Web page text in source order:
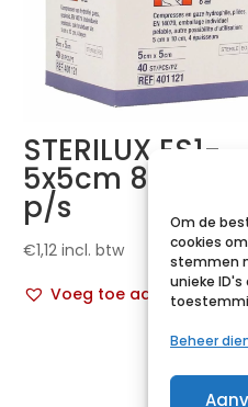
Om de
cookies
stemmen
unieke
Beheer
STERILUX ES1-
5x5cm 8pl. 40x 1
p/s
€1,12 incl. btw
Voeg toe aan